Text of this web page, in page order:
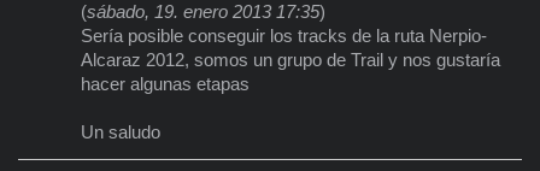
(sábado, 19. enero 2013 17:35)
Sería posible conseguir los tracks de la ruta Nerpio-
Alcaraz 2012, somos un grupo de Trail y nos gustaría
hacer algunas etapas
Un saludo